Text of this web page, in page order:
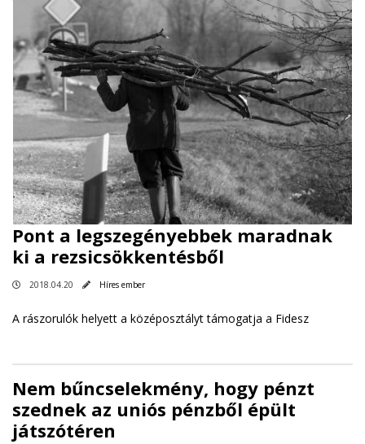
Pont a legszegényebbek maradnak
ki a rezsicsökkentésből
2018.04.20 Híres ember
A rászorulók helyett a középosztályt támogatja a Fidesz
Nem bűncselekmény, hogy pénzt
szednek az uniós pénzből épült
játszótéren